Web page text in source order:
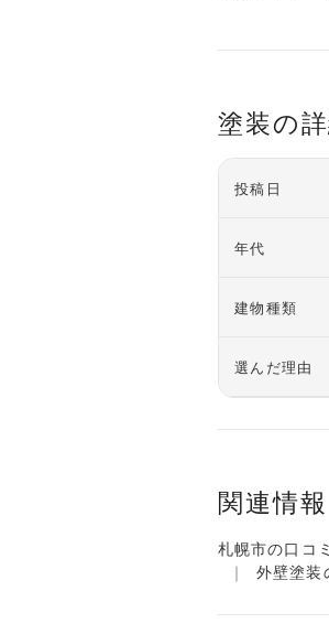
塗装の
投稿日
年代
建物種類
選んだ理由
関連情報
札幌市の口コ
外壁塗装